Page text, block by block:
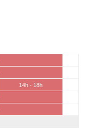
14h - 18h